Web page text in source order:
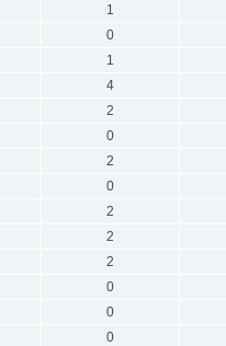
1
0
1
4
2
0
2
0
2
2
2
0
0
0